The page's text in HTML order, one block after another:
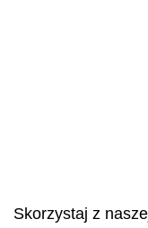
Skorzystaj z